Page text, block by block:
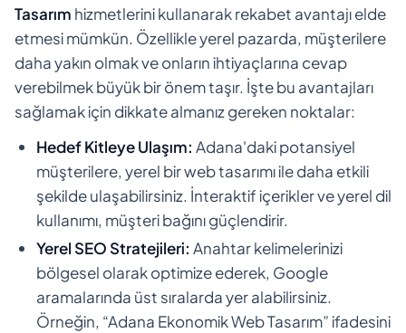
Tasarım hizmetlerini kullanarak rekabet avantajı elde
etmesi mümkün. Özellikle yerel pazarda, müşterilere
daha yakın olmak ve onların ihtiyaçlarına cevap
verebilmek büyük bir önem taşır. İşte bu avantajları
sağlamak için dikkate almanız gereken noktalar:
Hedef Kitleye Ulaşım: Adana'daki potansiyel
müşterilere, yerel bir web tasarımı ile daha etkili
şekilde ulaşabilirsiniz. İnteraktif içerikler ve yerel dil
kullanımı, müşteri bağını güçlendirir.
Yerel SEO Stratejileri: Anahtar kelimelerinizi
bölgesel olarak optimize ederek, Google
aramalarında üst sıralarda yer alabilirsiniz.
Örneğin, “Adana Ekonomik Web Tasarım” ifadesini